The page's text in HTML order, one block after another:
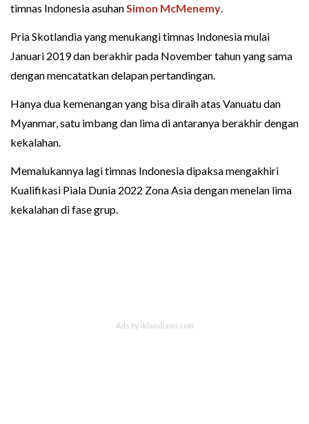
timnas Indonesia asuhanSimon McMenemy.
Pria Skotlandia yang menukangi timnas Indonesia mulai
Januari 2019 dan berakhir pada November tahun yang sama
dengan mencatatkan delapan pertandingan.
Hanya dua kemenangan yang bisa diraih atas Vanuatu dan
Myanmar, satu imbang dan lima di antaranya berakhir dengan
kekalahan.
Memalukannya lagi timnas Indonesia dipaksa mengakhiri
Kualifikasi Piala Dunia 2022 Zona Asia dengan menelan lima
kekalahan di fase grup.